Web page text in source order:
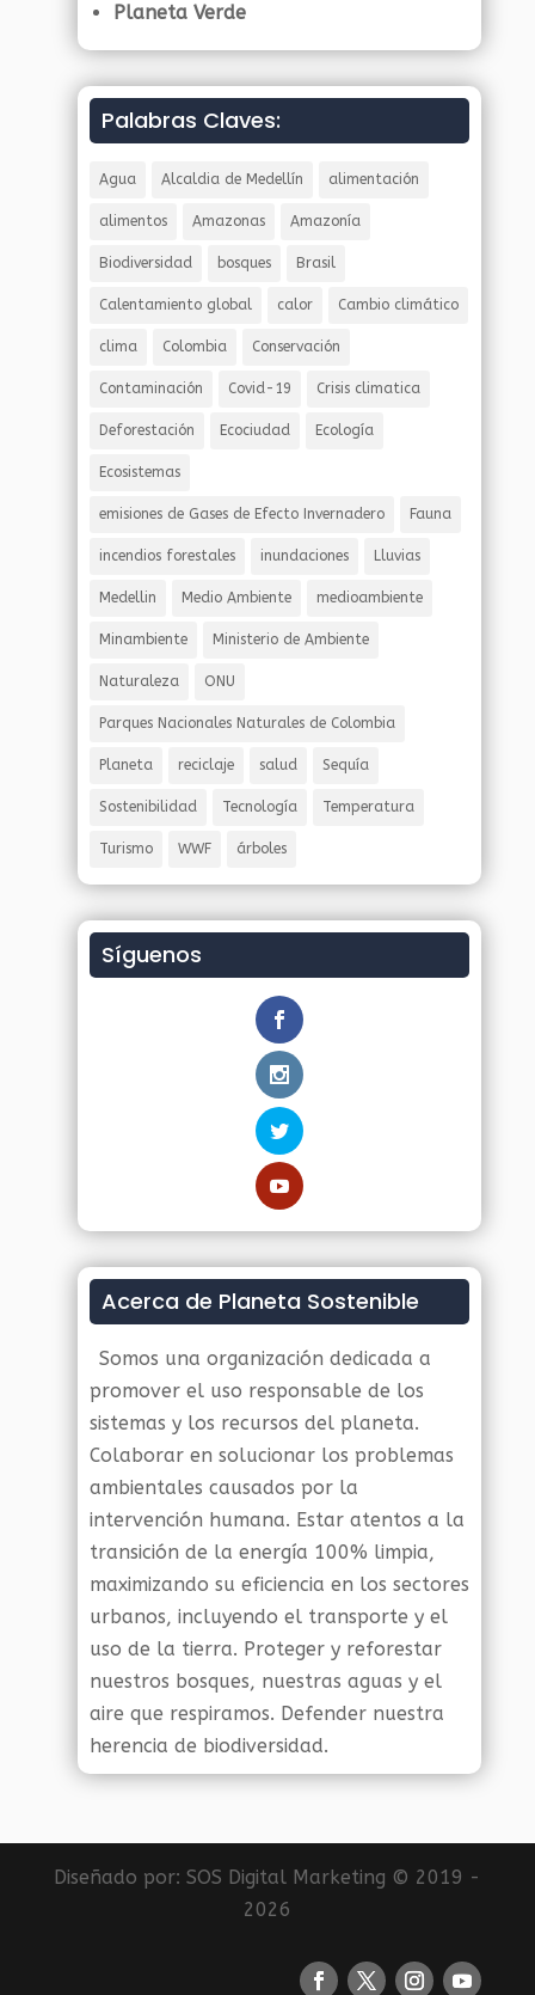
Planeta Verde
Palabras Claves:
Agua Alcaldia de Medellín alimentación
alimentos Amazonas Amazonía
Biodiversidad bosques Brasil
Calentamiento global calor Cambio climático
clima Colombia Conservación
Contaminación Covid-19 Crisis climatica
Deforestación Ecociudad Ecología
Ecosistemas
emisiones de Gases de Efecto Invernadero Fauna
incendios forestales inundaciones Lluvias
Medellin Medio Ambiente medioambiente
Minambiente Ministerio de Ambiente
Naturaleza ONU
Parques Nacionales Naturales de Colombia
Planeta reciclaje salud Sequía
Sostenibilidad Tecnología Temperatura
Turismo WWF árboles
Síguenos
Acerca de Planeta Sostenible
Somos una organización dedicada a
promover el uso responsable de los
sistemas y los recursos del planeta.
Colaborar en solucionar los problemas
ambientales causados por la
intervención humana. Estar atentos a la
transición de la energía 100% limpia,
maximizando su eficiencia en los sectores
urbanos, incluyendo el transporte y el
uso de la tierra. Proteger y reforestar
nuestros bosques, nuestras aguas y el
aire que respiramos. Defender nuestra
herencia de biodiversidad.
Diseñado por:SOS Digital Marketing © 2019 -
2026